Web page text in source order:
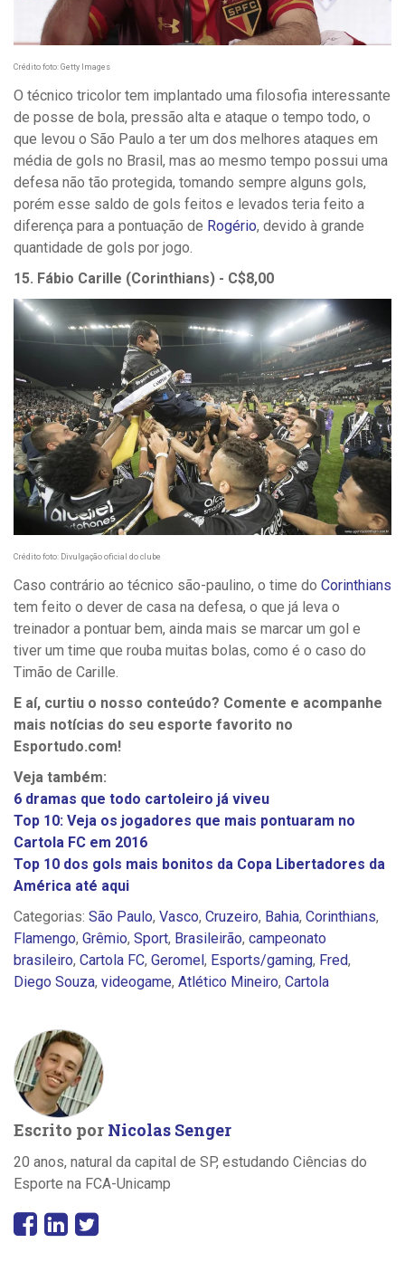
Crédito foto: Getty Images
O técnico tricolor tem implantado uma filosofia interessante
de posse de bola, pressão alta e ataque o tempo todo, o
que levou o São Paulo a ter um dos melhores ataques em
média de gols no Brasil, mas ao mesmo tempo possui uma
defesa não tão protegida, tomando sempre alguns gols,
porém esse saldo de gols feitos e levados teria feito a
diferença para a pontuação de Rogério, devido à grande
quantidade de gols por jogo.
15. Fábio Carille (Corinthians) - C$8,00
Crédito foto: Divulgação oficial do clube
Caso contrário ao técnico são-paulino, o time do Corinthians
tem feito o dever de casa na defesa, o que já leva o
treinador a pontuar bem, ainda mais se marcar um gol e
tiver um time que rouba muitas bolas, como é o caso do
Timão de Carille.
E aí, curtiu o nosso conteúdo? Comente e acompanhe
mais notícias do seu esporte favorito no
Esportudo.com!
Veja também:
6 dramas que todo cartoleiro já viveu
Top 10: Veja os jogadores que mais pontuaram no
Cartola FC em 2016
Top 10 dos gols mais bonitos da Copa Libertadores da
América até aqui
Categorias: São Paulo, Vasco, Cruzeiro, Bahia, Corinthians,
Flamengo, Grêmio, Sport, Brasileirão, campeonato
brasileiro, Cartola FC, Geromel, Esports/gaming, Fred,
Diego Souza, videogame, Atlético Mineiro, Cartola
Escrito por Nicolas Senger
20 anos, natural da capital de SP, estudando Ciências do
Esporte na FCA-Unicamp